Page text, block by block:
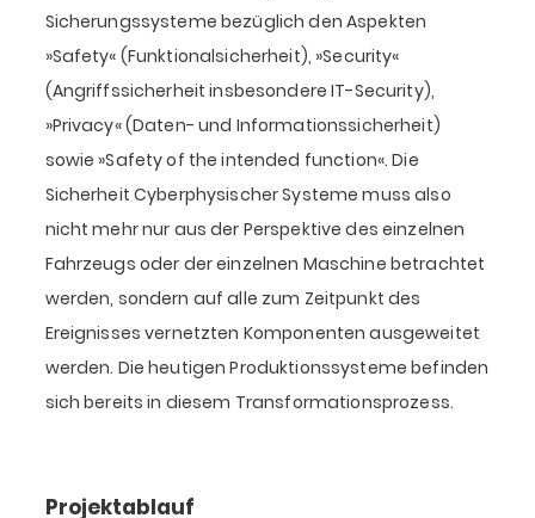
Sicherungssysteme bezüglich den Aspekten
»Safety« (Funktionalsicherheit), »Security«
(Angriffssicherheit insbesondere IT-Security),
»Privacy« (Daten- und Informationssicherheit)
sowie »Safety of the intended function«. Die
Sicherheit Cyberphysischer Systeme muss also
nicht mehr nur aus der Perspektive des einzelnen
Fahrzeugs oder der einzelnen Maschine betrachtet
werden, sondern auf alle zum Zeitpunkt des
Ereignisses vernetzten Komponenten ausgeweitet
werden. Die heutigen Produktionssysteme befinden
sich bereits in diesem Transformationsprozess.
Projektablauf